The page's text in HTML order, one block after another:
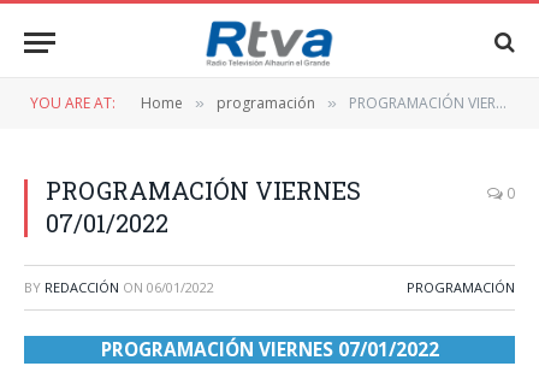
YOU ARE AT: Home » programación » PROGRAMACIÓN VIERNES 07/01/2022
PROGRAMACIÓN VIERNES
07/01/2022
0
BY REDACCIÓN ON 06/01/2022 PROGRAMACIÓN
PROGRAMACIÓN VIERNES 07/01/2022